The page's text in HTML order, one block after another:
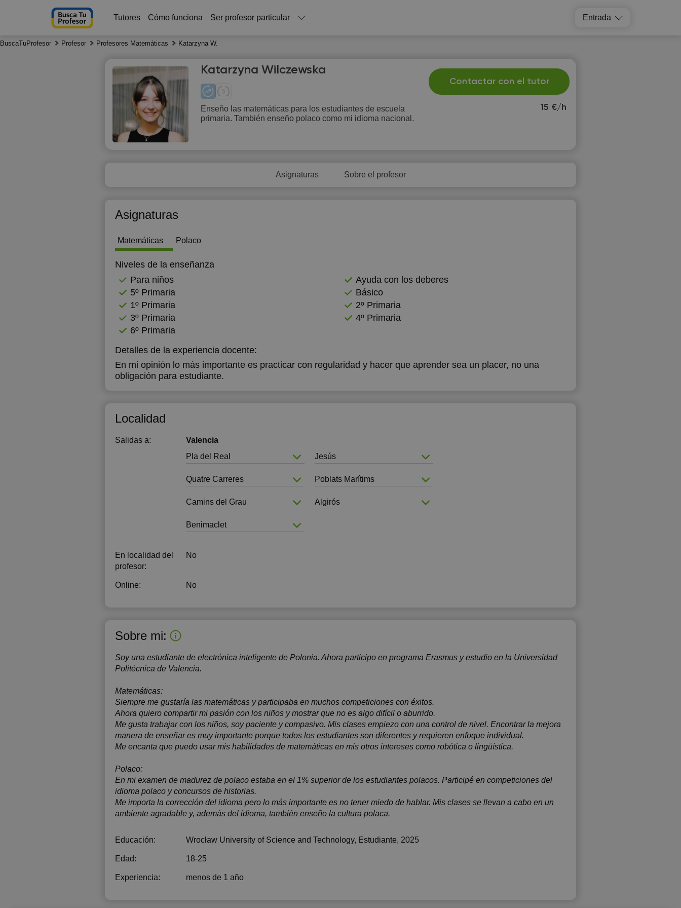
Tutores Cómo funciona Ser profesor particular Entrada
BuscaTuProfesor Profesor Profesores Matemáticas Katarzyna W.
15 €/h
Contactar con el tutor
Katarzyna Wilczewska
Enseño las matemáticas para los estudiantes de escuela
primaria. También enseño polaco como mi idioma nacional.
Asignaturas Sobre el profesor
Asignaturas
Matemáticas Polaco
Niveles de la enseñanza
Para niños
Ayuda con los deberes
5º Primaria
Básico
1º Primaria
2º Primaria
3º Primaria
4º Primaria
6º Primaria
Detalles de la experiencia docente:
En mi opinión lo más importante es practicar con regularidad y hacer que aprender sea un placer, no una
obligación para estudiante.
Localidad
Salidas a:
Valencia
Pla del Real
Jesús
Quatre Carreres Poblats Marítims
Camins del Grau Algirós
Benimaclet
En localidad del
profesor:
No
Online: No
Sobre mi:
Soy una estudiante de electrónica inteligente de Polonia. Ahora participo en programa Erasmus y estudio en la Universidad
Politécnica de Valencia.
Matemáticas:
Siempre me gustaría las matemáticas y participaba en muchos competiciones con éxitos.
Ahora quiero compartir mi pasión con los niños y mostrar que no es algo difícil o aburrido.
Me gusta trabajar con los niños, soy paciente y compasivo. Mis clases empiezo con una control de nivel. Encontrar la mejora
manera de enseñar es muy importante porque todos los estudiantes son diferentes y requieren enfoque individual.
Me encanta que puedo usar mis habilidades de matemáticas en mis otros intereses como robótica o lingüística.
Polaco:
En mi examen de madurez de polaco estaba en el 1% superior de los estudiantes polacos. Participé en competiciones del
idioma polaco y concursos de historias.
Me importa la corrección del idioma pero lo más importante es no tener miedo de hablar. Mis clases se llevan a cabo en un
ambiente agradable y, además del idioma, también enseño la cultura polaca.
Educación: Wrocław University of Science and Technology, Estudiante, 2025
Edad: 18-25
Experiencia: menos de 1 año
Th
6